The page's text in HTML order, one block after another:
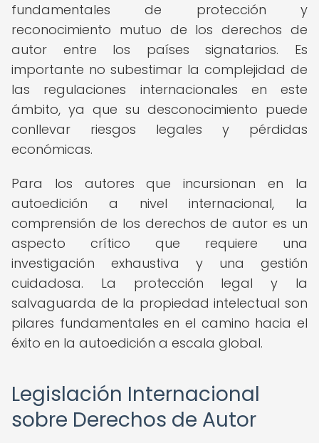
fundamentales de protección y
reconocimiento mutuo de los derechos de
autor entre los países signatarios. Es
importante no subestimar la complejidad de
las regulaciones internacionales en este
ámbito, ya que su desconocimiento puede
conllevar riesgos legales y pérdidas
económicas.
Para los autores que incursionan en la
autoedición a nivel internacional, la
comprensión de los derechos de autor es un
aspecto crítico que requiere una
investigación exhaustiva y una gestión
cuidadosa. La protección legal y la
salvaguarda de la propiedad intelectual son
pilares fundamentales en el camino hacia el
éxito en la autoedición a escala global.
Legislación Internacional
sobre Derechos de Autor